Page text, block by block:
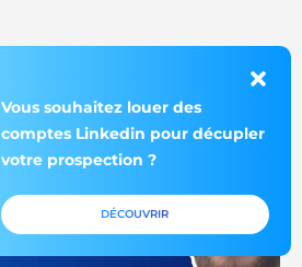
Vous souhaitez louer des
comptes Linkedin pour décupler
votre prospection ?
DÉCOUVRIR